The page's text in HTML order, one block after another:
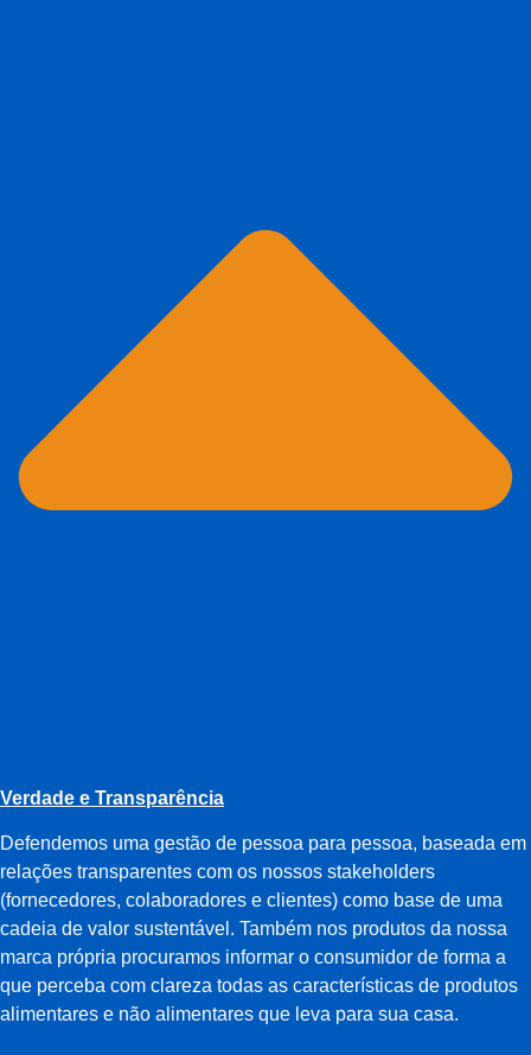
Verdade e Transparência
Defendemos uma gestão de pessoa para pessoa, baseada em
relações transparentes com os nossos stakeholders
(fornecedores, colaboradores e clientes) como base de uma
cadeia de valor sustentável. Também nos produtos da nossa
marca própria procuramos informar o consumidor de forma a
que perceba com clareza todas as características de produtos
alimentares e não alimentares que leva para sua casa.